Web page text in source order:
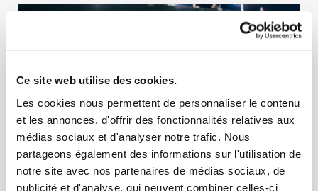
Ce site web utilise des cookies.
Les cookies nous permettent de personnaliser le contenu
et les annonces, d'offrir des fonctionnalités relatives aux
médias sociaux et d'analyser notre trafic. Nous
partageons également des informations sur l'utilisation de
notre site avec nos partenaires de médias sociaux, de
publicité et d'analyse, qui peuvent combiner celles-ci